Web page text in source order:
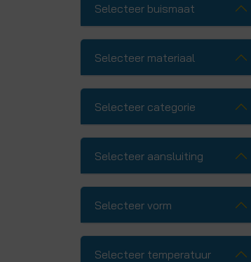
Selecteer buismaat
Selecteer materiaal
Selecteer categorie
Selecteer aansluiting
Selecteer vorm
Selecteer temperatuur